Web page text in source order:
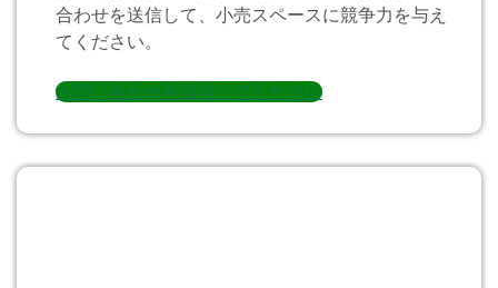
合わせを送信して、小売スペースに競争力を与え
てください。
お問い合わせを送信してください